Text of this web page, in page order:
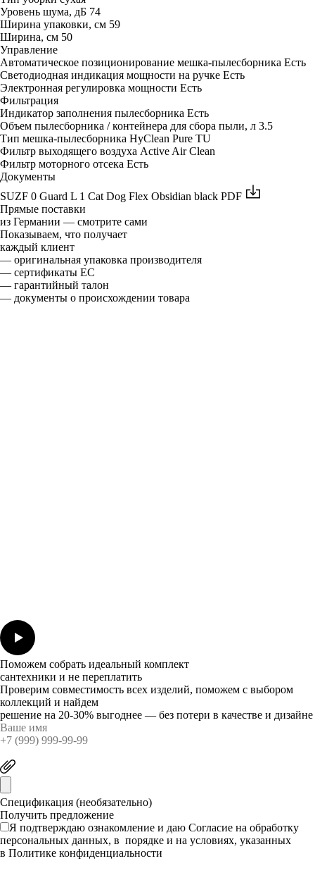
Уровень шума, дБ 74
Ширина упаковки, см 59
Ширина, см 50
Управление
Автоматическое позиционирование мешка-пылесборника Есть
Светодиодная индикация мощности на ручке Есть
Электронная регулировка мощности Есть
Фильтрация
Индикатор заполнения пылесборника Есть
Объем пылесборника / контейнера для сбора пыли, л 3.5
Тип мешка-пылесборника HyClean Pure TU
Фильтр выходящего воздуха Active Air Clean
Фильтр моторного отсека Есть
Документы
SUZF 0 Guard L 1 Cat Dog Flex Obsidian black PDF
Прямые поставки
из Германии — смотрите сами
Показываем, что получает
каждый клиент
— оригинальная упаковка производителя
— сертификаты ЕС
— гарантийный талон
— документы о происхождении товара
Поможем собрать идеальный комплект
сантехники и не переплатить
Проверим совместимость всех изделий, поможем с выбором
коллекций и найдем
решение на 20-30% выгоднее — без потери в качестве и дизайне
Спецификация (необязательно)
Я подтверждаю ознакомление и даю Согласие на обработку
персональных данных, в порядке и на условиях, указанных
в Политике конфиденциальности